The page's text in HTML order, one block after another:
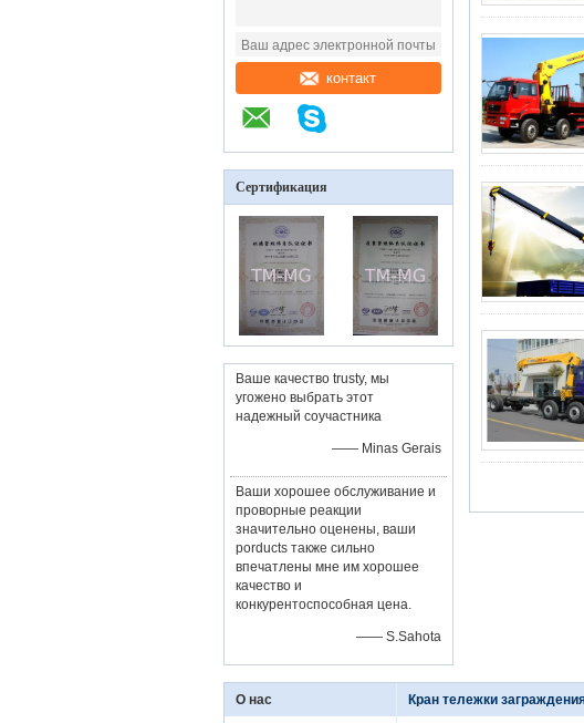
контакт
Сертификация
Ваше качество trusty, мы
угожено выбрать этот
надежный соучастника
—— Minas Gerais
Ваши хорошее обслуживание и
проворные реакции
значительно оценены, ваши
porducts также сильно
впечатлены мне им хорошее
качество и
конкурентоспособная цена.
—— S.Sahota
О нас Кран тележки